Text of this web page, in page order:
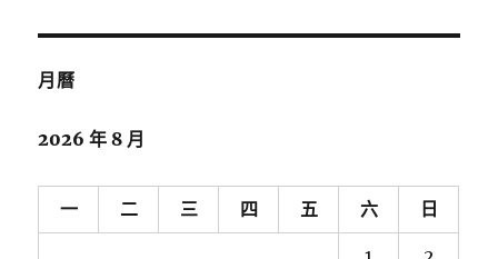
鍵
月曆
2026 年 8 月
一 二 三 四 五 六 日